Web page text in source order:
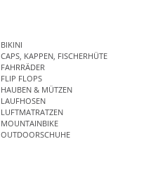
BIKINI
CAPS, KAPPEN, FISCHERHÜTE
FAHRRÄDER
FLIP FLOPS
HAUBEN & MÜTZEN
LAUFHOSEN
LUFTMATRATZEN
MOUNTAINBIKE
OUTDOORSCHUHE